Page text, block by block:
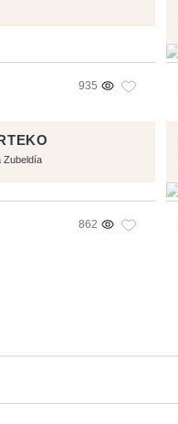
935
Zubeldía
862